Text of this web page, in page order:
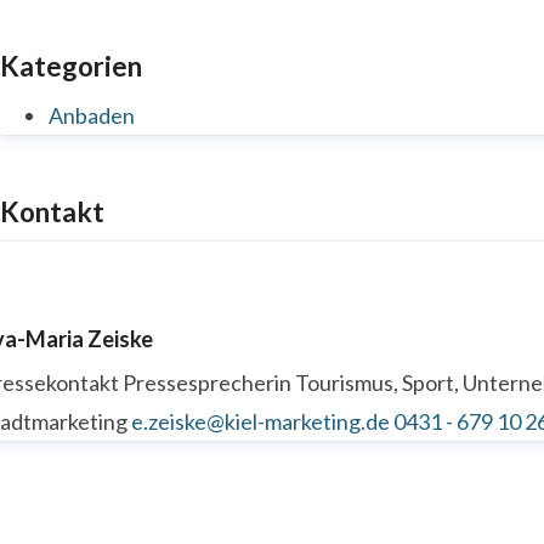
Kategorien
Anbaden
Kontakt
Maria Zeiske
Pressesprecherin Tourismus, Sport,
e.zeiske@kiel-marketing.de 0431 - 679 10